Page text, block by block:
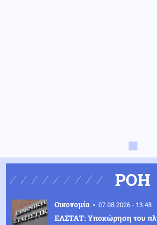
ΡΟΗ
Οικονομία 07.08.2026 - 13:48
ΕΛΣΤΑΤ: Υποχώρηση του